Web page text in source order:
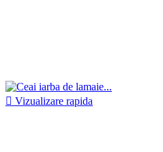
 Vizualizare rapida